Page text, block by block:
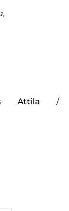
Attila /